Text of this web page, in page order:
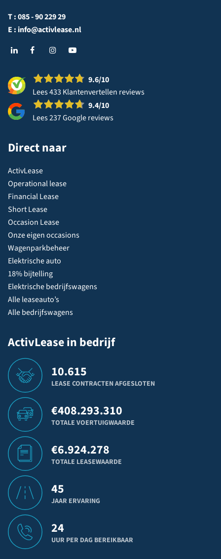
T :085 - 90 229 29
E : info@activlease.nl
9.6/10
Lees 433 Klantenvertellen reviews
9.4/10
Lees 237 Google reviews
Direct naar
ActivLease
Operational lease
Financial Lease
Short Lease
Occasion Lease
Onze eigen occasions
Wagenparkbeheer
Elektrische auto
18% bijtelling
Elektrische bedrijfswagens
Alle leaseauto’s
Alle bedrijfswagens
ActivLease in bedrijf
10.615
LEASE CONTRACTEN AFGESLOTEN
€408.293.310
TOTALE VOERTUIGWAARDE
€6.924.278
TOTALE LEASEWAARDE
45
JAAR ERVARING
24
UUR PER DAG BEREIKBAAR